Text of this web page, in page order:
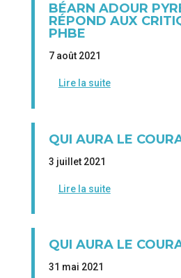
BÉARN ADOUR
RÉPOND AUX
PHBE
7 août 2021
Lire la suite
QUI AURA LE
3 juillet 2021
Lire la suite
QUI AURA LE
31 mai 2021